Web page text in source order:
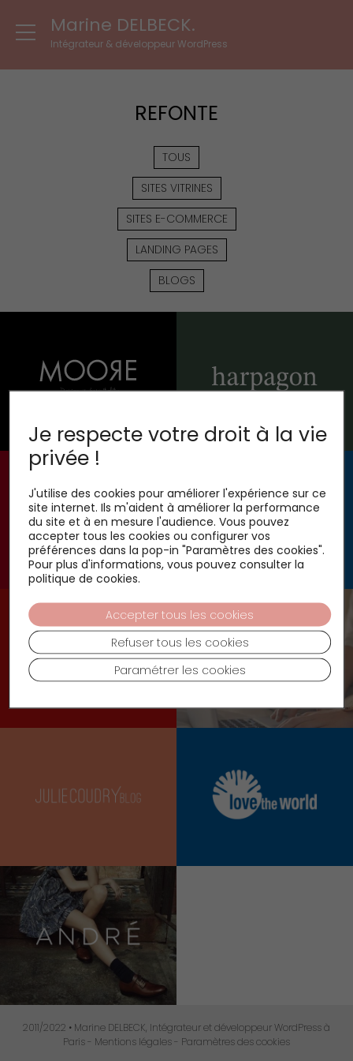
Marine DELBECK.
Intégrateur & développeur WordPress
REFONTE
TOUS
SITES VITRINES
SITES E-COMMERCE
LANDING PAGES
BLOGS
2011/2022 • Marine DELBECK, Intégrateur et développeur WordPress à
Paris - Mentions légales- Paramètres des cookies
Je respecte votre droit à la vie
privée !
J'utilise des cookies pour améliorer l'expérience sur ce
site internet. Ils m'aident à améliorer la performance
du site et à en mesure l'audience. Vous pouvez
accepter tous les cookies ou configurer vos
préférences dans la pop-in "Paramètres des cookies".
Pour plus d'informations, vous pouvez consulter la
politique de cookies.
Accepter tous les cookies
Refuser tous les cookies
Paramétrer les cookies